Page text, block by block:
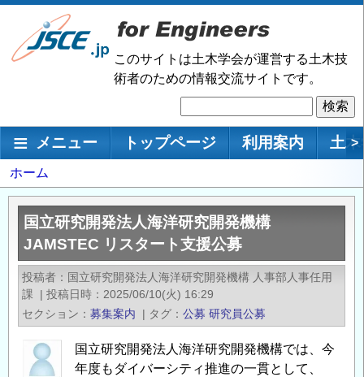
メ
ン
移
このサイトは土木学会が運営する土木技
術者のための情報交流サイトです。
索
メインナビゲーション
メニュー トップページ 利用案内 土 >
パ
ン
く
ホーム
国立研究開発法人海洋研究開発機構
JAMSTEC リスタート支援公募
投稿者
国立研究開発法人海洋研究開発機構 人事部人事任用
課
| 投稿日時
2025/06/10(火) 16:29
セクション
募集案内 | タグ 公募 研究員公募
国立研究開発法人海洋研究開発機構では、今
年度もダイバーシティ推進の一貫として、